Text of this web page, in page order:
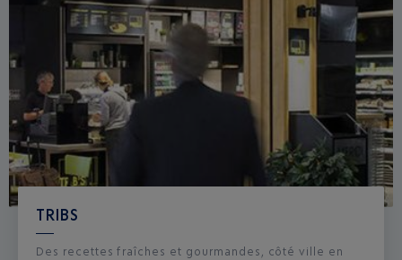
TRIBS
Des recettes fraîches et gourmandes, côté ville en